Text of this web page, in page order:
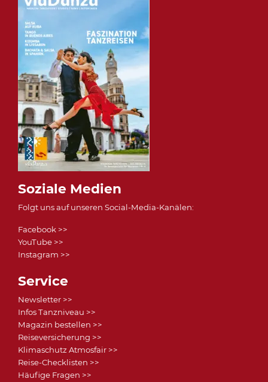
Soziale Medien
Folgt uns auf unseren Social-Media-Kanälen:
Facebook >>
YouTube >>
Instagram >>
Service
Newsletter >>
Infos Tanzniveau >>
Magazin bestellen >>
Reiseversicherung >>
Klimaschutz Atmosfair >>
Reise-Checklisten >>
Häufige Fragen >>